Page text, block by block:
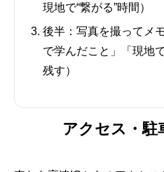
現地で“繋がる”時間）
後半： 写真を撮ってメ
で学んだこと」「現地
残す）
アクセス・駐